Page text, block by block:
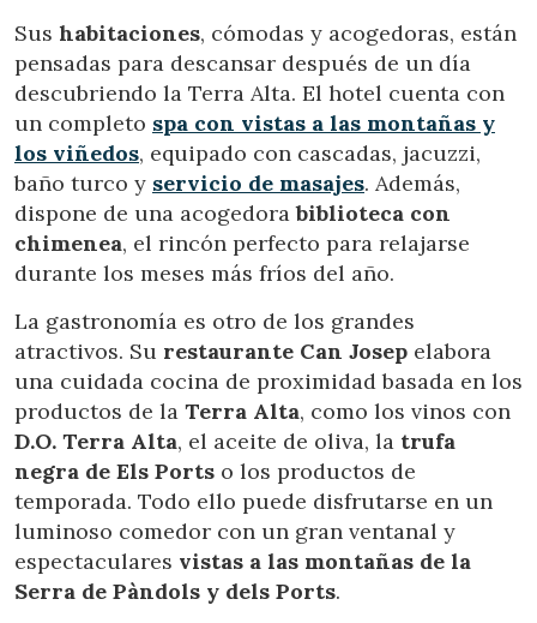
Sus habitaciones, cómodas y acogedoras, están
pensadas para descansar después de un día
descubriendo la Terra Alta. El hotel cuenta con
un completo spa con vistas a las montañas y
los viñedos, equipado con cascadas, jacuzzi,
baño turco y servicio de masajes. Además,
dispone de una acogedorabiblioteca con
chimenea, el rincón perfecto para relajarse
durante los meses más fríos del año.
La gastronomía es otro de los grandes
atractivos. Su restaurante Can Josep elabora
una cuidada cocina de proximidad basada en los
productos de la Terra Alta, como los vinos con
D.O. Terra Alta, el aceite de oliva, la trufa
negra de Els Ports o los productos de
temporada. Todo ello puede disfrutarse en un
luminoso comedor con un gran ventanal y
espectaculares vistas a las montañas de la
Serra de Pàndols y dels Ports.